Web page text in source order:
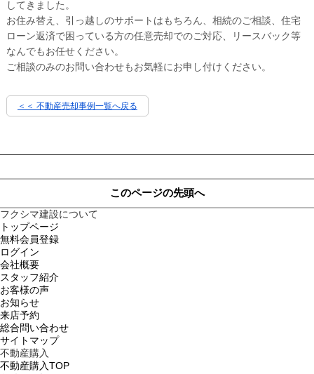
してきました。
お住み替え、引っ越しのサポートはもちろん、相続のご相談、住宅
ローン返済で困っている方の任意売却でのご対応、リースバック等
なんでもお任せください。
ご相談のみのお問い合わせもお気軽にお申し付けください。
＜＜ 不動産売却事例一覧へ戻る
このページの先頭へ
フクシマ建設について
トップページ
無料会員登録
ログイン
会社概要
スタッフ紹介
お客様の声
お知らせ
来店予約
総合問い合わせ
サイトマップ
不動産購入
不動産購入TOP